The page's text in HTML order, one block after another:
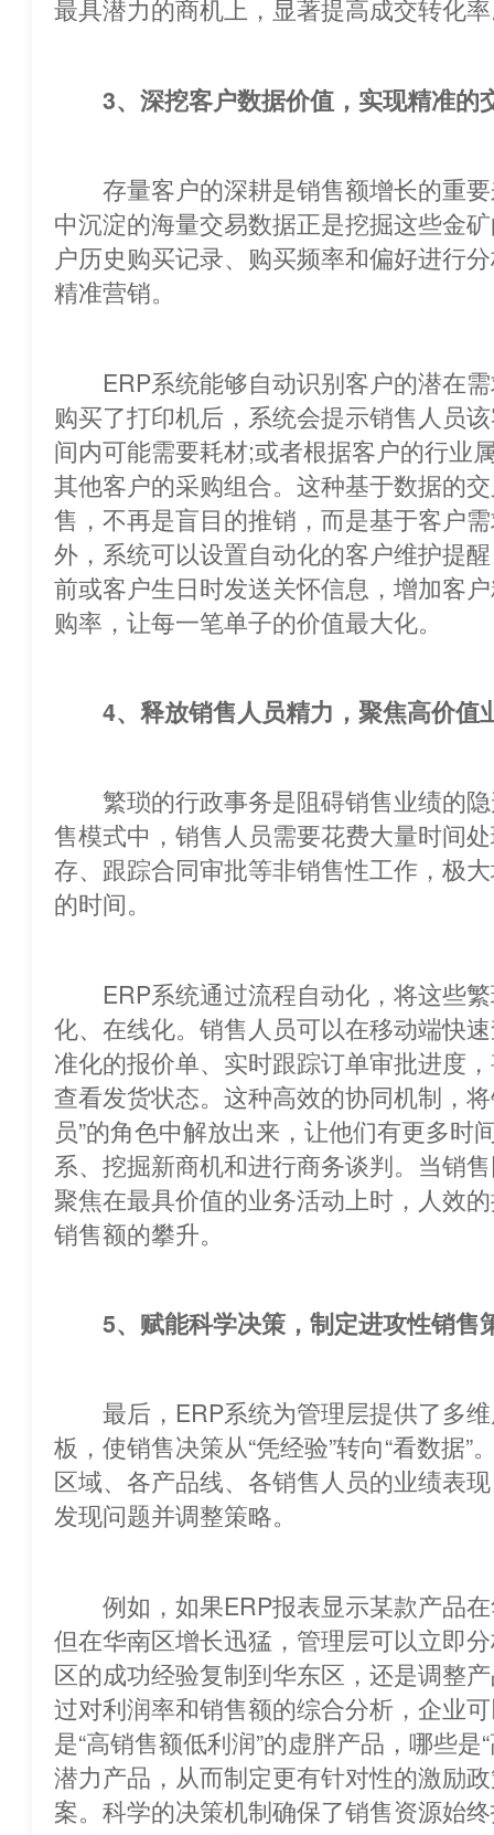
最具潜力的商机上，显著提高成交转化
3、深挖客户数据价值，实现精准的
存量客户的深耕是销售额增长的重要
中沉淀的海量交易数据正是挖掘这些
户历史购买记录、购买频率和偏好进行
精准营销。
ERP系统能够自动识别客户的潜在需
购买了打印机后，系统会提示销售人
间内可能需要耗材;或者根据客户的行
其他客户的采购组合。这种基于数据的
售，不再是盲目的推销，而是基于客户
外，系统可以设置自动化的客户维护提
前或客户生日时发送关怀信息，增加客
购率，让每一笔单子的价值最大化。
4、释放销售人员精力，聚焦高价值
繁琐的行政事务是阻碍销售业绩的
售模式中，销售人员需要花费大量时间
存、跟踪合同审批等非销售性工作，极
的时间。
ERP系统通过流程自动化，将这些繁
化、在线化。销售人员可以在移动端快
准化的报价单、实时跟踪订单审批进度
查看发货状态。这种高效的协同机制，
员”的角色中解放出来，让他们有更多
系、挖掘新商机和进行商务谈判。当销
聚焦在最具价值的业务活动上时，人效
销售额的攀升。
5、赋能科学决策，制定进攻性销售
最后，ERP系统为管理层提供了多维
板，使销售决策从“凭经验”转向“看数据”。通
区域、各产品线、各销售人员的业绩表
发现问题并调整策略。
例如，如果ERP报表显示某款产品在
但在华南区增长迅猛，管理层可以立即
区的成功经验复制到华东区，还是调整
过对利润率和销售额的综合分析，企
是“高销售额低利润”的虚胖产品，哪些是
潜力产品，从而制定更有针对性的激励
案。科学的决策机制确保了销售资源始